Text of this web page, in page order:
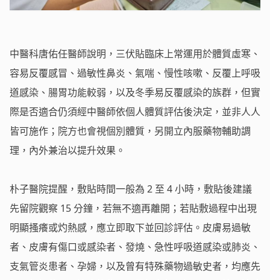
中醫科唐佑任醫師說明，三伏貼臨床上常運用於體質虛寒、
容易反覆感冒、過敏性鼻炎、氣喘、慢性咳嗽、反覆上呼吸
道感染、腸胃功能較弱，以及冬季易反覆感染的族群，但實
際是否適合仍須經中醫師依個人體質評估後決定，並非人人
皆可施作；院方也會視個別體質，另開立內服藥物輔助調
理，內外兼治以提升效果。
朴子醫院提醒，敷貼時間一般為 2 至 4 小時，敷貼後建議
先留院觀察 15 分鐘，若無不適再離開；若貼敷過程中出現
明顯搔癢或灼熱感，應立即取下並回診評估。皮膚易過敏
者、皮膚有傷口或感染者、發燒、急性呼吸道感染或肺炎、
支氣管炎患者、孕婦，以及曾有特殊藥物過敏史者，均應先